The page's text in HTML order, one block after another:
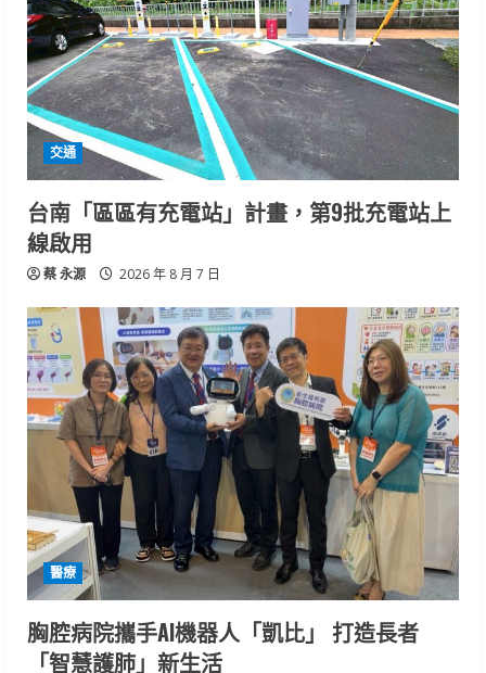
交通
台南「區區有充電站」計畫，第9批充電站上
線啟用
蔡 永源 2026 年 8 月 7 日
醫療
胸腔病院攜手AI機器人「凱比」 打造長者
「智慧護肺」新生活